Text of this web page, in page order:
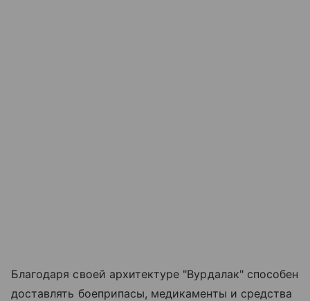
Благодаря своей архитектуре "Вурдалак" способен
доставлять боеприпасы, медикаменты и средства